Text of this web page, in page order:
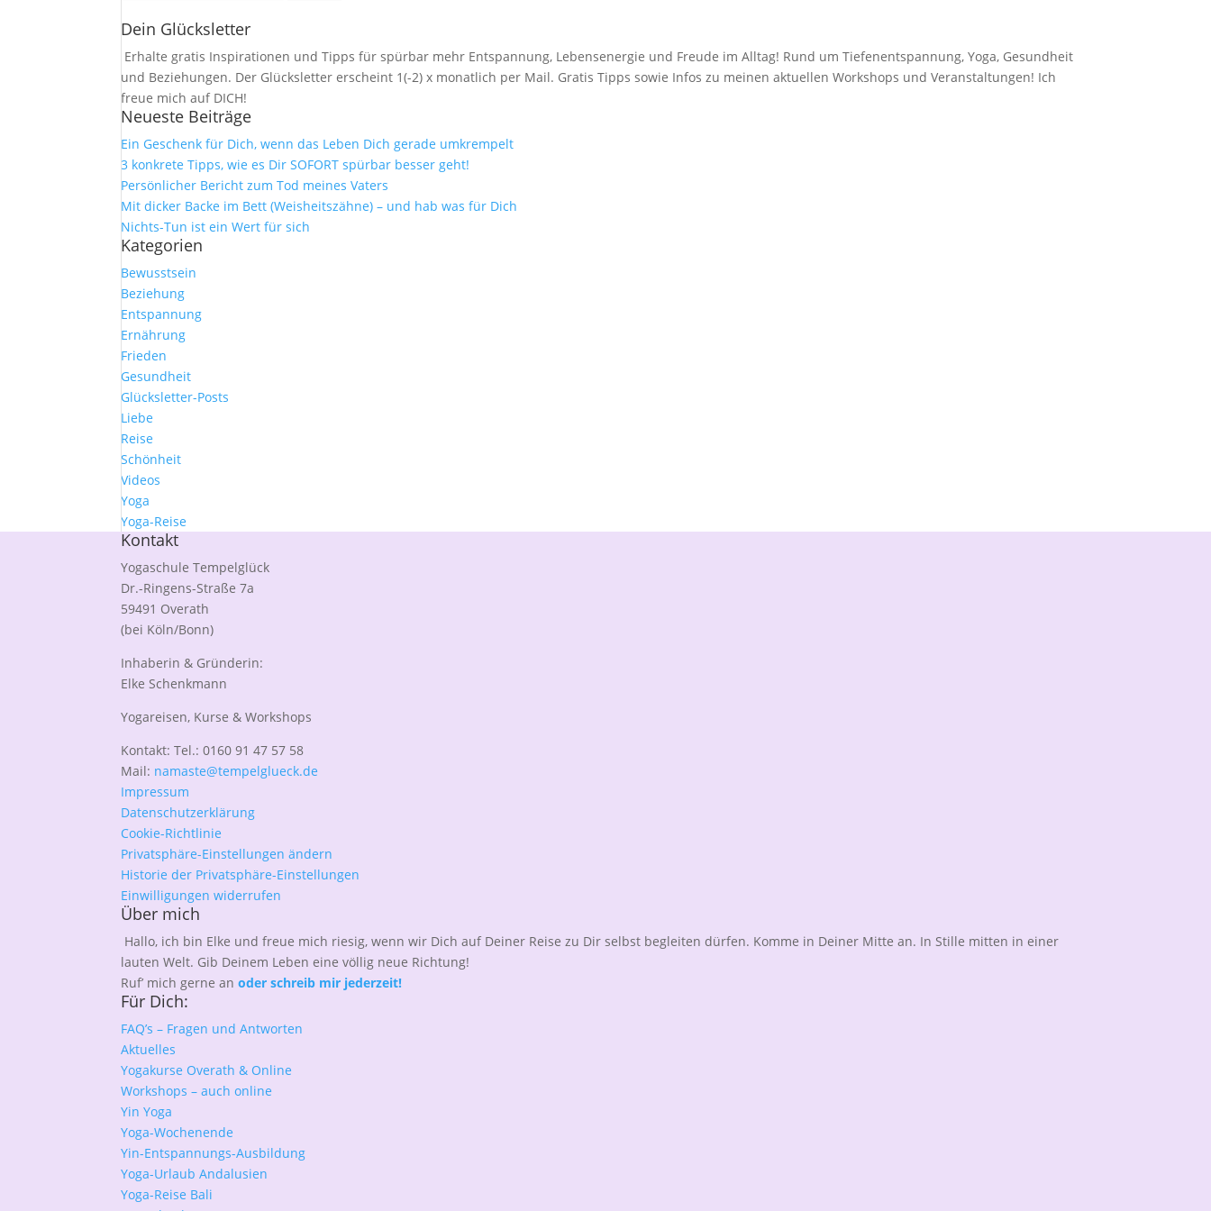
Dein Glücksletter
Erhalte gratis Inspirationen und Tipps für spürbar mehr Entspannung, Lebensenergie und Freude im Alltag! Rund um Tiefenentspannung, Yoga, Gesundheit
und Beziehungen. Der Glücksletter erscheint 1(-2) x monatlich per Mail. Gratis Tipps sowie Infos zu meinen aktuellen Workshops und Veranstaltungen! Ich
freue mich auf DICH!
Neueste Beiträge
Ein Geschenk für Dich, wenn das Leben Dich gerade umkrempelt
3 konkrete Tipps, wie es Dir SOFORT spürbar besser geht!
Persönlicher Bericht zum Tod meines Vaters
Mit dicker Backe im Bett (Weisheitszähne) – und hab was für Dich
Nichts-Tun ist ein Wert für sich
Kategorien
Bewusstsein
Beziehung
Entspannung
Ernährung
Frieden
Gesundheit
Glücksletter-Posts
Liebe
Reise
Schönheit
Videos
Yoga
Yoga-Reise
Kontakt
Yogaschule Tempelglück
Dr.-Ringens-Straße 7a
59491 Overath
(bei Köln/Bonn)
Inhaberin & Gründerin:
Elke Schenkmann
Yogareisen, Kurse & Workshops
Kontakt: Tel.: 0160 91 47 57 58
Mail: namaste@tempelglueck.de
Impressum
Datenschutzerklärung
Cookie-Richtlinie
Privatsphäre-Einstellungen ändern
Historie der Privatsphäre-Einstellungen
Einwilligungen widerrufen
Über mich
Hallo, ich bin Elke und freue mich riesig, wenn wir Dich auf Deiner Reise zu Dir selbst begleiten dürfen. Komme in Deiner Mitte an. In Stille mitten in einer
lauten Welt. Gib Deinem Leben eine völlig neue Richtung!
Ruf’ mich gerne anoder schreib mir jederzeit!
Für Dich:
FAQ’s – Fragen und Antworten
Aktuelles
Yogakurse Overath & Online
Workshops – auch online
Yin Yoga
Yoga-Wochenende
Yin-Entspannungs-Ausbildung
Yoga-Urlaub Andalusien
Yoga-Reise Bali